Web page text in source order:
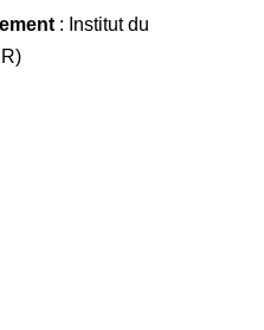
: Institut du